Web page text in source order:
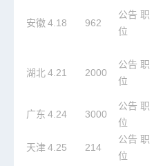
安徽4.18 962
公告 职
位
湖北4.21 2000
公告 职
位
广东 4.24 3000
公告 职
位
天津4.25 214
公告 职
位